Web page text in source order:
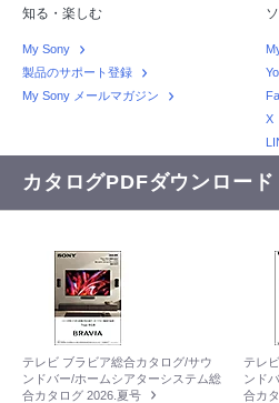
知る・楽しむ
My Sony
製品のサポート登録
My Sony メールマガジン
X
カタログPDFダウンロード
テレビ ブラビア総合カタログ/サウ
ンドバー/ホームシアターシステム総
合カタログ 2026.夏号
テレ
ンド
合カ